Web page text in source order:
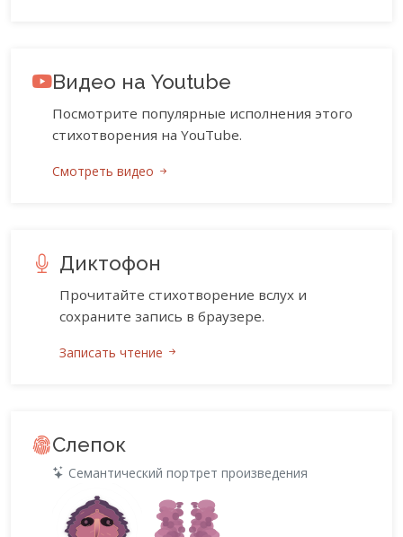
Видео на Youtube
Посмотрите популярные исполнения этого
стихотворения на YouTube.
Смотреть видео
Диктофон
Прочитайте стихотворение вслух и
сохраните запись в браузере.
Записать чтение
Слепок
Семантический портрет произведения